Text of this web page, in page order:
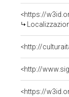
<https://
<http://
<http://
<https://